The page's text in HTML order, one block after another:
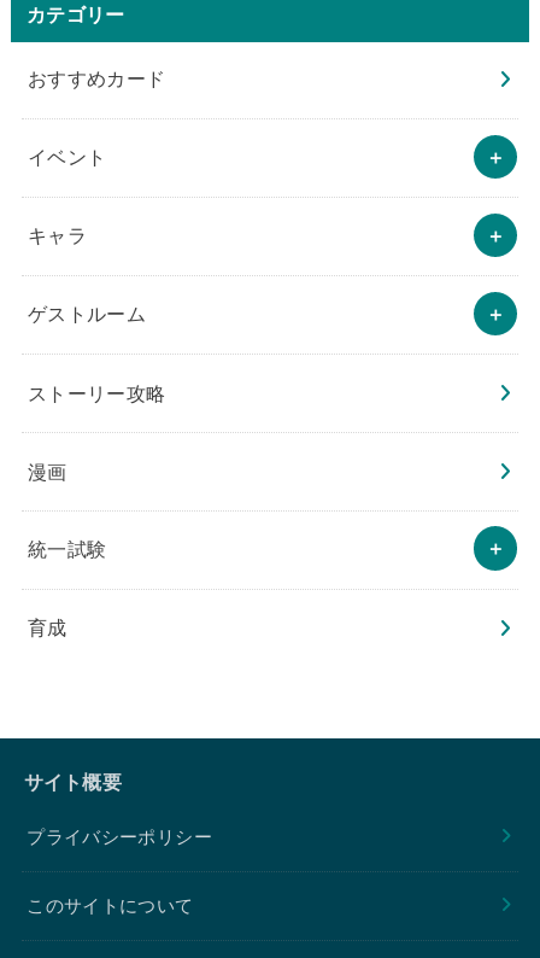
カテゴリー
おすすめカード
イベント
キャラ
ゲストルーム
ストーリー攻略
漫画
統一試験
育成
サイト概要
プライバシーポリシー
このサイトについて